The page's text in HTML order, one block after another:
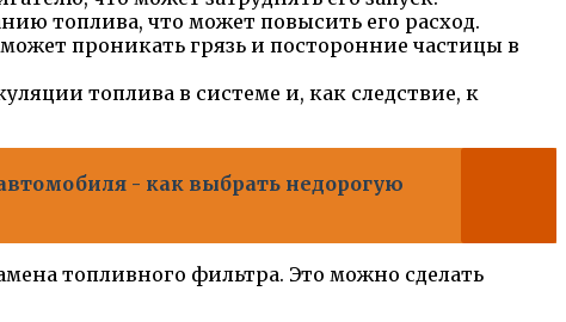
топлива, что может повысить его расход.
проникать грязь и посторонние частицы в
топлива в системе и, как следствие, к
- как выбрать недорогую
топливного фильтра. Это можно сделать